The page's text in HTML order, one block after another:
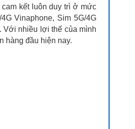
kết luôn duy trì ở mức
Vinaphone, Sim 5G/4G
Với nhiều lợi thế của mình
hàng đầu hiện nay.